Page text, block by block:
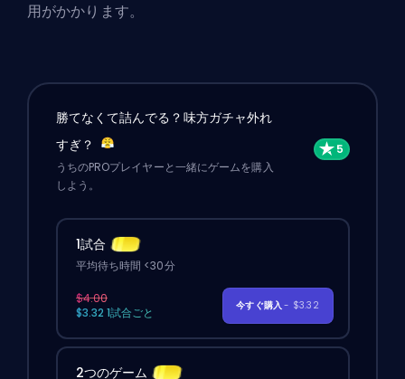
用がかかります。
勝てなくて詰んでる？味方ガチャ外れ
すぎ？
うちのPROプレイヤーと一緒にゲームを購入
しよう。
1試合
平均待ち時間 <30分
$4.00
$3.32 1試合ごと
今すぐ購入- $3.32
2つのゲーム